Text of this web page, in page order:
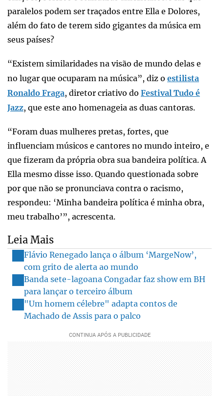
paralelos podem ser traçados entre Ella e Dolores,
além do fato de terem sido gigantes da música em
seus países?
“Existem similaridades na visão de mundo delas e
no lugar que ocuparam na música”, diz o estilista
Ronaldo Fraga, diretor criativo do Festival Tudo é
Jazz, que este ano homenageia as duas cantoras.
“Foram duas mulheres pretas, fortes, que
influenciam músicos e cantores no mundo inteiro, e
que fizeram da própria obra sua bandeira política. A
Ella mesmo disse isso. Quando questionada sobre
por que não se pronunciava contra o racismo,
respondeu: ‘Minha bandeira política é minha obra,
meu trabalho’”, acrescenta.
Leia Mais
Flávio Renegado lança o álbum ‘MargeNow’,
com grito de alerta ao mundo
Banda sete-lagoana Congadar faz show em BH
para lançar o terceiro álbum
"Um homem célebre" adapta contos de
Machado de Assis para o palco